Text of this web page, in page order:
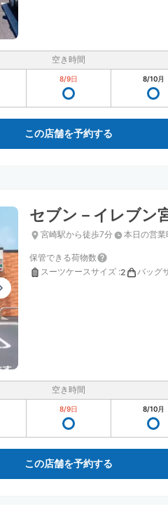
空き時間
8/9日 8/10月
この店舗を予約する
セブン－イレブン
宮崎駅から徒歩7分 本日の営業
保管できる荷物数
スーツケースサイズ :2 バッグ
空き時間
8/9日 8/10月
この店舗を予約する